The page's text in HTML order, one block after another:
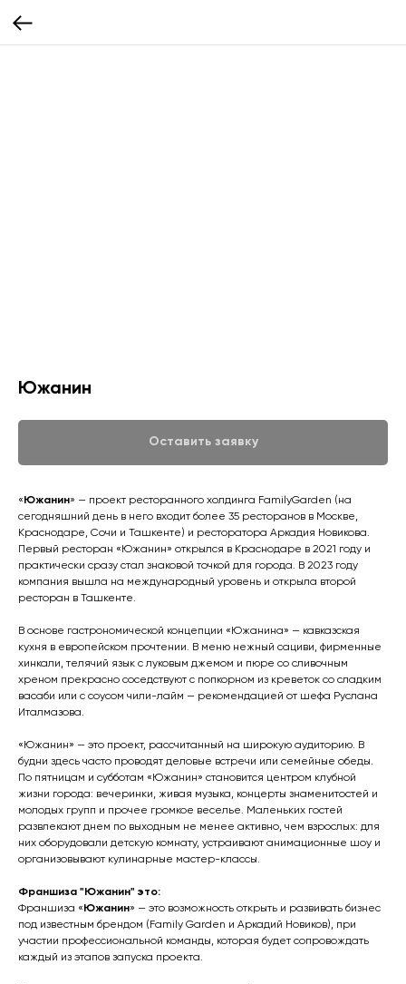
Южанин
Оставить заявку
« Южанин» — проект ресторанного холдинга FamilyGarden (на
сегодняшний день в него входит более 35 ресторанов в Москве,
Краснодаре, Сочи и Ташкенте) и ресторатора Аркадия Новикова.
Первый ресторан «Южанин» открылся в Краснодаре в 2021 году и
практически сразу стал знаковой точкой для города. В 2023 году
компания вышла на международный уровень и открыла второй
ресторан в Ташкенте.
В основе гастрономической концепции «Южанина» — кавказская
кухня в европейском прочтении. В меню нежный сациви, фирменные
хинкали, телячий язык с луковым джемом и пюре со сливочным
хреном прекрасно соседствуют с попкорном из креветок со сладким
васаби или с соусом чили-лайм — рекомендацией от шефа Руслана
Италмазова.
«Южанин» — это проект, рассчитанный на широкую аудиторию. В
будни здесь часто проводят деловые встречи или семейные обеды.
По пятницам и субботам «Южанин» становится центром клубной
жизни города: вечеринки, живая музыка, концерты знаменитостей и
молодых групп и прочее громкое веселье. Маленьких гостей
развлекают днем по выходным не менее активно, чем взрослых: для
них оборудовали детскую комнату, устраивают анимационные шоу и
организовывают кулинарные мастер-классы.
Франшиза "Южанин" это:
Франшиза « Южанин» — это возможность открыть и развивать бизнес
под известным брендом (Family Garden и Аркадий Новиков), при
участии профессиональной команды, которая будет сопровождать
каждый из этапов запуска проекта.